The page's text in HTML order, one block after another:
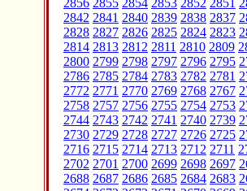
2856 2855 2854 2853 2852 2851
2842 2841 2840 2839 2838 2837
2828 2827 2826 2825 2824 2823
2814 2813 2812 2811 2810 2809
2800 2799 2798 2797 2796 2795
2786 2785 2784 2783 2782 2781
2772 2771 2770 2769 2768 2767
2758 2757 2756 2755 2754 2753
2744 2743 2742 2741 2740 2739
2730 2729 2728 2727 2726 2725
2716 2715 2714 2713 2712 2711
2702 2701 2700 2699 2698 2697
2688 2687 2686 2685 2684 2683